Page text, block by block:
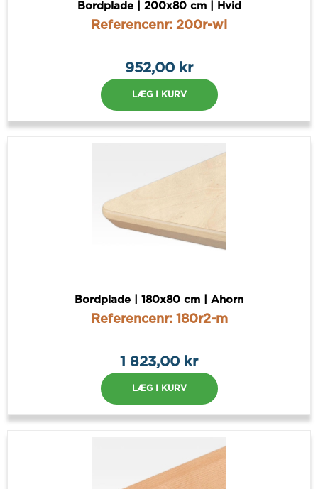
Bordplade | 200x80 cm | Hvid
Referencenr: 200r-wl
952,00 kr
LÆG I KURV
Bordplade | 180x80 cm | Ahorn
Referencenr: 180r2-m
1 823,00 kr
LÆG I KURV